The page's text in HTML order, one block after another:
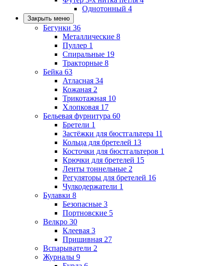
Однотонный 4
Закрыть меню
Бегунки 36
Металлические 8
Пуллер 1
Спиральные 19
Тракторные 8
Бейка 63
Атласная 34
Кожаная 2
Трикотажная 10
Хлопковая 17
Бельевая фурнитура 60
Бретели 1
Застёжки для бюстгальтера 11
Кольца для бретелей 13
Косточки для бюстгальтеров 1
Крючки для бретелей 15
Ленты тоннельные 2
Регуляторы для бретелей 16
Чулкодержатели 1
Булавки 8
Безопасные 3
Портновские 5
Велкро 30
Клеевая 3
Пришивная 27
Вспарыватели 2
Журналы 9